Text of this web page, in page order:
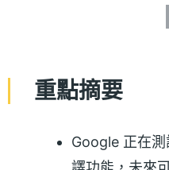
重點摘要
Google 正在